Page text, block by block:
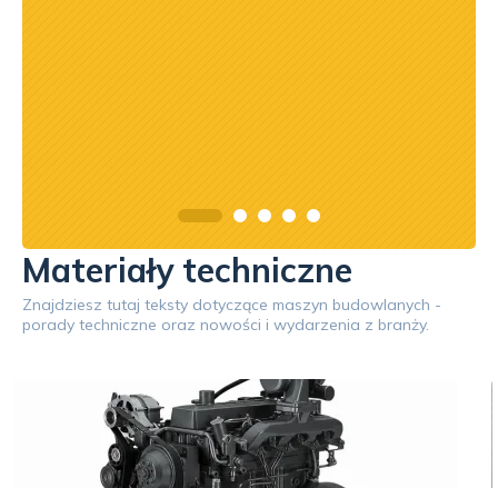
Materiały techniczne
Znajdziesz tutaj teksty dotyczące maszyn budowlanych -
porady techniczne oraz nowości i wydarzenia z branży.